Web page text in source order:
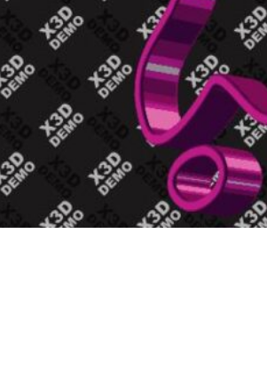
Mensaje directo Deja Resena
fiestas y eventos. Por favor contáctenos
la manera mas rápida de comunicarse.